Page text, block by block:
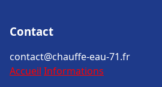
Contact
contact@chauffe-eau-71.fr
Accueil Informations